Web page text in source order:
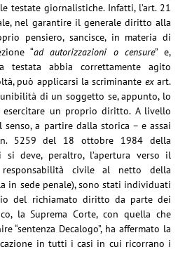
testate giornalistiche. Infatti, l’art. 21
nel garantire il generale diritto alla
pensiero, sancisce, in materia di
“ad autorizzazioni o censure” e,
testata abbia correttamente agito
può applicarsi la scriminante exart.
di un soggetto se, appunto, lo
un proprio diritto. A livello
a partire dalla storica – e assai
n. 5259 del 18 ottobre 1984 della
si deve, peraltro, l’apertura verso il
responsabilità civile al netto della
in sede penale), sono stati individuati
del richiamato diritto da parte dei
la Suprema Corte, con quella che
“sentenza Decalogo”, ha affermato la
in tutti i casi in cui ricorrano i